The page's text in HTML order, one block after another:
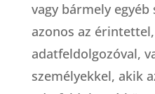
vagy bármely egyéb
azonos az
adatfeldolgozóval,
személyekkel, akik